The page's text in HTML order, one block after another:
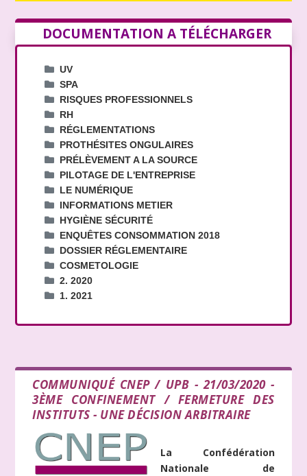
DOCUMENTATION A TÉLÉCHARGER
UV
SPA
RISQUES PROFESSIONNELS
RH
RÉGLEMENTATIONS
PROTHÉSITES ONGULAIRES
PRÉLÈVEMENT A LA SOURCE
PILOTAGE DE L'ENTREPRISE
LE NUMÉRIQUE
INFORMATIONS METIER
HYGIÈNE SÉCURITÉ
ENQUÊTES CONSOMMATION 2018
DOSSIER RÉGLEMENTAIRE
COSMETOLOGIE
2. 2020
1. 2021
COMMUNIQUÉ CNEP / UPB - 21/03/2020 -
3ÈME CONFINEMENT / FERMETURE DES
INSTITUTS - UNE DÉCISION ARBITRAIRE
La Confédération
Nationale de